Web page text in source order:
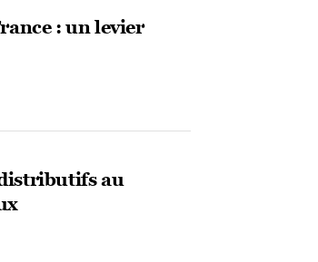
: un levier
au